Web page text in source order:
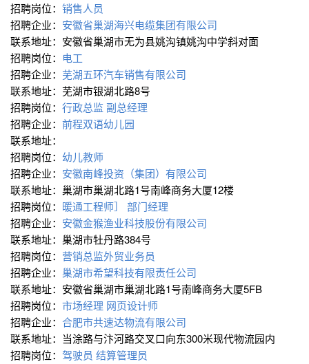
招聘岗位： 销售人员
招聘企业： 安徽省巢湖海兴电缆集团有限公司
联系地址：安徽省巢湖市无为县姚沟镇姚沟中学斜对面
招聘岗位： 电工
招聘企业： 芜湖五环汽车销售有限公司
联系地址：芜湖市银湖北路8号
招聘岗位： 行政总监 副总经理
招聘企业： 前程双语幼儿园
联系地址：
招聘岗位： 幼儿教师
招聘企业： 安徽南峰投资（集团）有限公司
联系地址：巢湖市巢湖北路1号南峰商务大厦12楼
招聘岗位： 暖通工程师］
部门经理
招聘企业： 安徽金猴渔业科技股份有限公司
联系地址：巢湖市牡丹路384号
招聘岗位： 营销总监外贸业务员
招聘企业： 巢湖市希望科技有限责任公司
联系地址：安徽省巢湖市巢湖北路1号南峰商务大厦5FB
招聘岗位： 市场经理 网页设计师
招聘企业： 合肥市共速达物流有限公司
联系地址：当涂路与汴河路交叉口向东300米现代物流园内
招聘岗位： 驾驶员 结算管理员